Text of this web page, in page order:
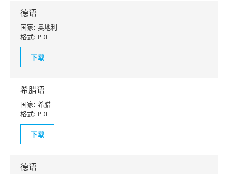
德语
国家: 奥地利
格式: PDF
下载
希腊语
国家: 希腊
格式: PDF
下载
德语